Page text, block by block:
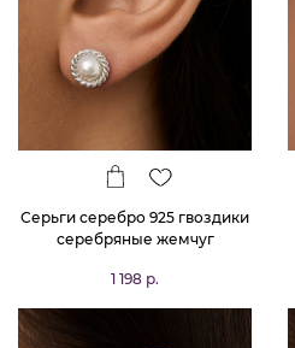
Серьги серебро 925 гвоздики
серебряные жемчуг
1 198 р.